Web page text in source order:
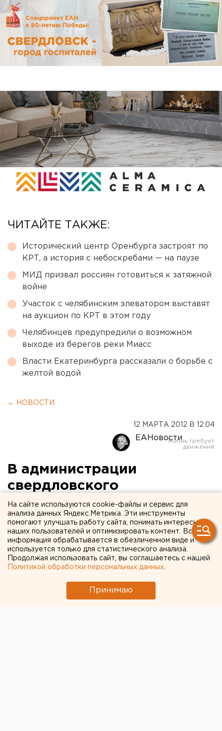
ЧИТАЙТЕ ТАКЖЕ:
Исторический центр Оренбурга застроят по
КРТ, а история с небоскребами — на паузе
МИД призвал россиян готовиться к затяжной
войне
Участок с челябинским элеватором выставят
на аукцион по КРТ в этом году
Челябинцев предупредили о возможном
выходе из берегов реки Миасс
Власти Екатеринбурга рассказали о борьбе с
желтой водой
← НОВОСТИ
12 МАРТА 2012 В 12:04
ЕАНовости
В администрации
свердловского
губернатора - серьезные
перестановки
Сегодня стало известно о перестановках в
администрации губернатора Свердловской
области Александра Мишарина. Глава региона
Вячеслава Лашманкина.
На сайте используются cookie-файлы и сервис для
анализа данных Яндекс.Метрика. Эти инструменты
помогают улучшать работу сайта, понимать интересы
наших пользователей и оптимизировать контент. Вся
информация обрабатывается в обезличенном виде и
используется только для статистического анализа.
Продолжая использовать сайт, вы соглашаетесь с нашей
Политикой обработки персональных данных
Принимаю